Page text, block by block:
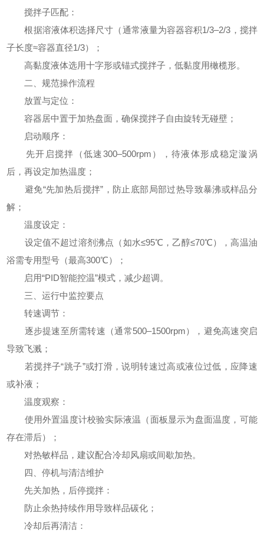
搅拌子匹配：
根据溶液体积选择尺寸（通常液量为容器容积1/3–2/3，搅拌
子长度≈容器直径1/3）；
高黏度液体选用十字形或锚式搅拌子，低黏度用橄榄形。
二、规范操作流程
放置与定位：
容器居中置于加热盘面，确保搅拌子自由旋转无碰壁；
启动顺序：
先开启搅拌（低速300–500rpm），待液体形成稳定漩涡
后，再设定加热温度；
避免“先加热后搅拌”，防止底部局部过热导致暴沸或样品分
解；
温度设定：
设定值不超过溶剂沸点（如水≤95℃，乙醇≤70℃），高温油
浴需专用型号（最高300℃）；
启用“PID智能控温”模式，减少超调。
三、运行中监控要点
转速调节：
逐步提速至所需转速（通常500–1500rpm），避免高速突启
导致飞溅；
若搅拌子“跳子”或打滑，说明转速过高或液位过低，应降速
或补液；
温度观察：
使用外置温度计校验实际液温（面板显示为盘面温度，可能
存在滞后）；
对热敏样品，建议配合冷却风扇或间歇加热。
四、停机与清洁维护
先关加热，后停搅拌：
防止余热持续作用导致样品碳化；
冷却后再清洁：